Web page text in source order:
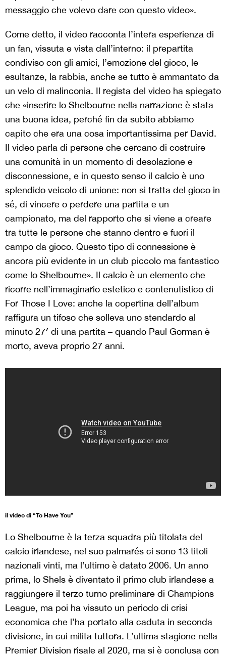
messaggio che volevo dare con questo video».
Come detto, il video racconta l’intera esperienza di
un fan, vissuta e vista dall’interno: il prepartita
condiviso con gli amici, l’emozione del gioco, le
esultanze, la rabbia, anche se tutto è ammantato da
un velo di malinconia. Il regista del video ha spiegato
che «inserire lo Shelbourne nella narrazione è stata
una buona idea, perché fin da subito abbiamo
capito che era una cosa importantissima per David.
Il video parla di persone che cercano di costruire
una comunità in un momento di desolazione e
disconnessione, e in questo senso il calcio è uno
splendido veicolo di unione: non si tratta del gioco in
sé, di vincere o perdere una partita e un
campionato, ma del rapporto che si viene a creare
tra tutte le persone che stanno dentro e fuori il
campo da gioco. Questo tipo di connessione è
ancora più evidente in un club piccolo ma fantastico
come lo Shelbourne». Il calcio è un elemento che
ricorre nell’immaginario estetico e contenutistico di
For Those I Love: anche la copertina dell’album
raffigura un tifoso che solleva uno stendardo al
minuto 27′ di una partita – quando Paul Gorman è
morto, aveva proprio 27 anni.
il video di “To Have You”
Lo Shelbourne è la terza squadra più titolata del
calcio irlandese, nel suo palmarés ci sono 13 titoli
nazionali vinti, ma l’ultimo è datato 2006. Un anno
prima, lo Shels è diventato il primo club irlandese a
raggiungere il terzo turno preliminare di Champions
League, ma poi ha vissuto un periodo di crisi
economica che l’ha portato alla caduta in seconda
divisione, in cui milita tuttora. L’ultima stagione nella
Premier Division risale al 2020, ma si è conclusa con